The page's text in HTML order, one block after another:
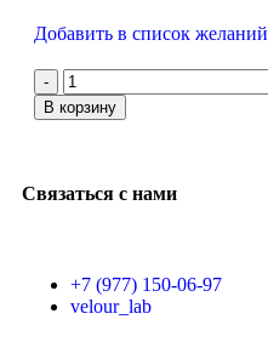
Добавить в список желаний
В корзину
Связаться с нами
+7 (977) 150-06-97
velour_lab